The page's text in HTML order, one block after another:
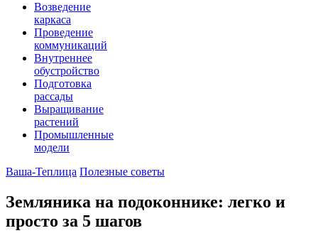
Возведение
каркаса
Проведение
коммуникаций
Внутреннее
обустройство
Подготовка
рассады
Выращивание
растений
Промышленные
модели
Ваша-Теплица Полезные советы
Земляника на подоконнике: легко и
просто за 5 шагов